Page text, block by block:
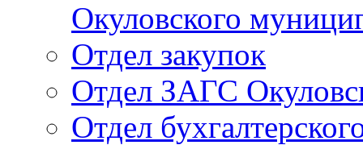
Окуловского
Отдел закупок
Отдел ЗАГС
Отдел